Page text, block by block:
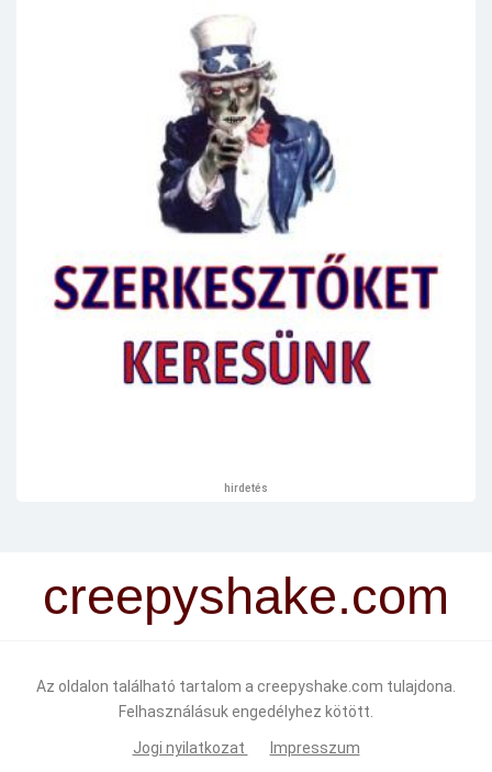
hirdetés
creepyshake.com
Az oldalon található tartalom a creepyshake.com tulajdona.
Felhasználásuk engedélyhez kötött.
Jogi nyilatkozat Impresszum